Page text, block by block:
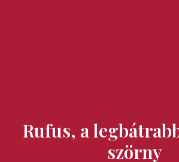
Rufus, a
szörny